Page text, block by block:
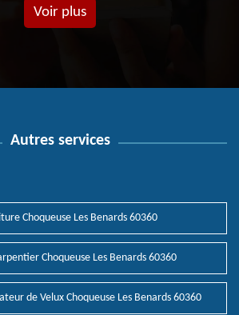
Voir plus
Autres services
Choqueuse Les Benards 60360
Choqueuse Les Benards 60360
de Velux Choqueuse Les Benards 60360